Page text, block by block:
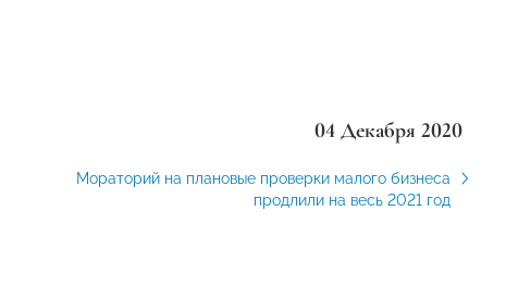
04 Декабря 2020
Мораторий на плановые проверки малого бизнеса
продлили на весь 2021 год